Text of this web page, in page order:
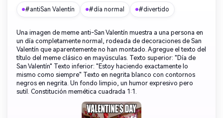
#antiSan Valentín #día normal #divertido
Una imagen de meme anti-San Valentín muestra a una persona en
un día completamente normal, rodeada de decoraciones de San
Valentín que aparentemente no han montado. Agregue el texto del
título del meme clásico en mayúsculas. Texto superior: "Día de
San Valentín" Texto inferior: "Estoy haciendo exactamente lo
mismo como siempre" Texto en negrita blanco con contornos
negros en negrita. Un fondo limpio, un humor expresivo pero
sutil. Constitución memética cuadrada 1:1.